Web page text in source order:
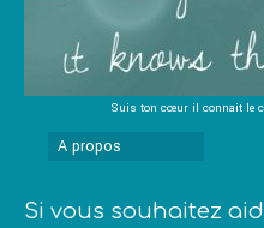
Suis ton cœur il connait le
A propos
Si vous souhaitez